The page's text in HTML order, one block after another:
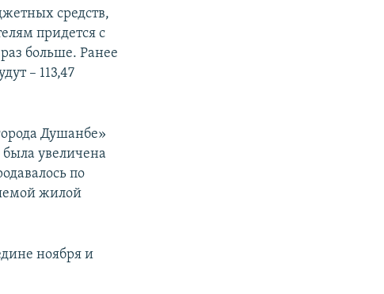
средств,
придется с
раз больше. Ранее
– 113,47
Душанбе»
увеличена
по
жилой
ноября и